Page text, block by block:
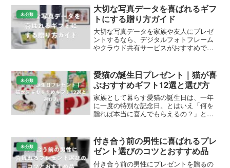
未分類
大切な写真データを喜ばれるギフ
トにする贈り方ガイド
大切な写真データを家族や友人にプレゼ
ントするなら、デジタルフォトフレーム
やクラウド共有サービスがおすすめで
す。写真データをプレゼントする魅力写
真データは、日常のスナップ...
未分類
愛猫の誕生日プレゼント｜猫が喜
ぶおすすめギフト12選と選び方
家族として暮らす愛猫の誕生日は、一年
に一度の特別な記念日。とはいえ「何を
贈れば本当に喜んでもらえるの？」と悩
日プレゼントを、ケーキ・おやつ・おも
ちゃ・くつろぎグッ...
未分類
付き合う前の男性に喜ばれるプレ
ゼント選びのコツとおすすめ品
付き合う前の男性にプレゼントを贈るの